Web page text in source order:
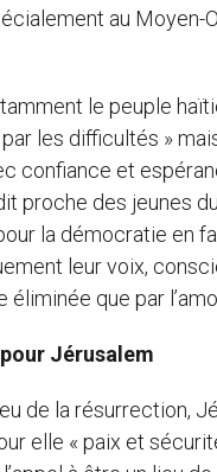
au Moyen-
le peuple
les difficultés »
confiance et
proche des jeunes
la démocratie en
leur voix,
que par
Jérusalem
de la résurrection,
elle « paix et